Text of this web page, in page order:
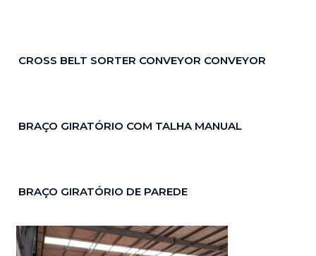
CROSS BELT SORTER CONVEYOR CONVEYOR
BRAÇO GIRATÓRIO COM TALHA MANUAL
BRAÇO GIRATÓRIO DE PAREDE